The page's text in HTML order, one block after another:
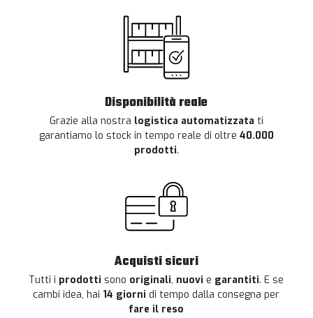
Disponibilità reale
Grazie alla nostra logistica automatizzata ti
garantiamo lo stock in tempo reale di oltre 40.000
prodotti.
Acquisti sicuri
Tutti i prodotti sono originali, nuovi e garantiti. E se
cambi idea, hai 14 giorni di tempo dalla consegna per
fare il reso